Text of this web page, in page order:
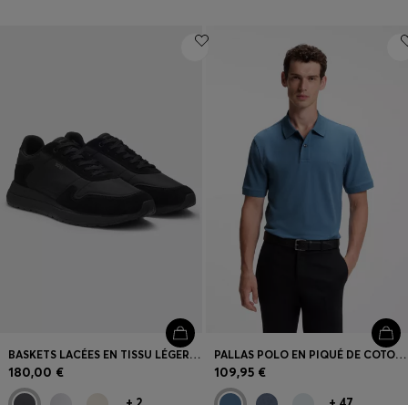
BASKETS LACÉES EN TISSU LÉGER AVEC FINITIONS EN CUIR SUÉDÉ
180,00 €
+ 2
PALLAS POLO EN PIQUÉ DE COTON AVEC LOGO BRODÉ
109,95 €
+ 47